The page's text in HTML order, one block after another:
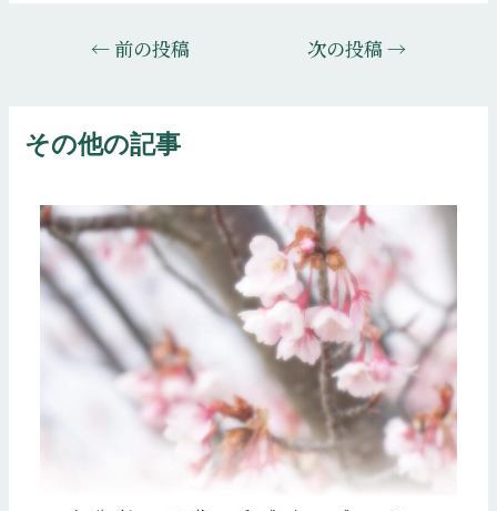
ゲ
シ
ョ
ン
←前の投稿 次の投稿→
その他の記事